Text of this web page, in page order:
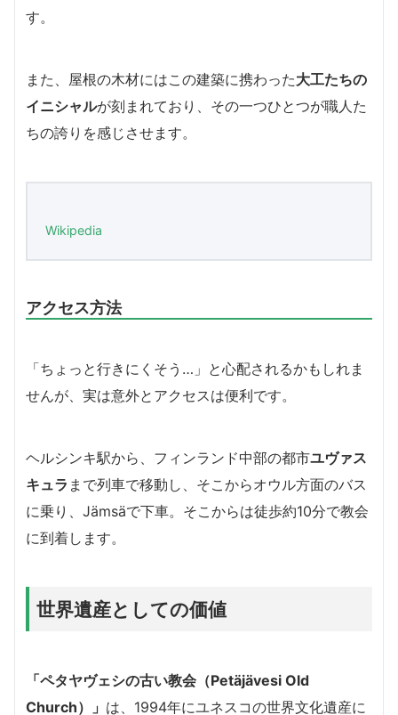
す。
また、屋根の木材にはこの建築に携わった大工たちの
イニシャルが刻まれており、その一つひとつが職人た
ちの誇りを感じさせます。
Wikipedia
アクセス方法
「ちょっと行きにくそう…」と心配されるかもしれま
せんが、実は意外とアクセスは便利です。
ヘルシンキ駅から、フィンランド中部の都市ユヴァス
キュラ まで列車で移動し、そこからオウル方面のバス
に乗り、Jämsäで下車。そこからは徒歩約10分で教会
に到着します。
世界遺産としての価値
「ペタヤヴェシの古い教会（Petäjävesi Old
Church）」 は、1994年にユネスコの世界文化遺産に